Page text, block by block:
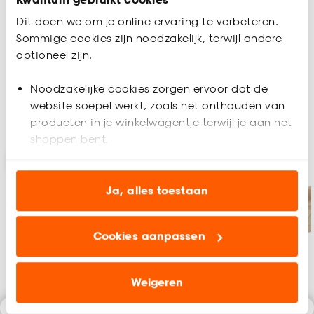
Dit doen we om je online ervaring te verbeteren.
Sommige cookies zijn noodzakelijk, terwijl andere
optioneel zijn.
Noodzakelijke cookies zorgen ervoor dat de
website soepel werkt, zoals het onthouden van
producten in je winkelwagentje terwijl je aan het
shoppen bent.
Analytische cookies (optioneel) helpen ons de
website te verbeteren voor jou en al onze andere
Marketing cookies (optioneel) laten jou
relevante informatie en aanbiedingen zien op
advertenties en communicatie.
Ja, alles toestaan
Cookies aanpassen
Weigeren
Shop de favorieten